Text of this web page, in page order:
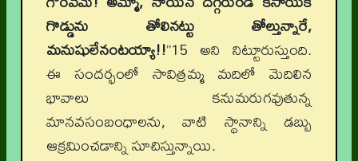
గొడ్డును తోలినట్టు తోల్తున్నారే,
మనుషులేనంటయ్యా!!’’15 అని నిట్టూరుస్తుంది.
ఈ సందర్భంలో సావిత్రమ్మ మదిలో మెదిలిన
భావాలు కనుమరుగవుతున్న
మానవసంబంధాలను, వాటి స్థానాన్ని డబ్బు
ఆక్రమించడాన్ని సూచిస్తున్నాయి.